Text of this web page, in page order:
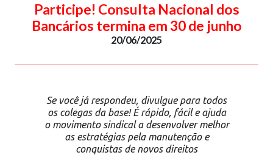
Participe! Consulta Nacional dos
Bancários termina em 30 de junho
20/06/2025
Se você já respondeu, divulgue para todos
os colegas da base! É rápido, fácil e ajuda
o movimento sindical a desenvolver melhor
as estratégias pela manutenção e
conquistas de novos direitos